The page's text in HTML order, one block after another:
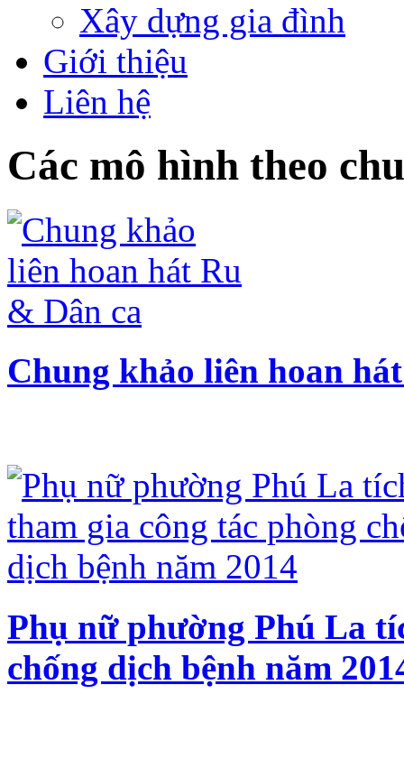
Xây dựng gia đình
Giới thiệu
Liên hệ
Các mô hình theo
Chung khảo liên hoan
Phụ nữ phường Phú La
chống dịch bệnh năm